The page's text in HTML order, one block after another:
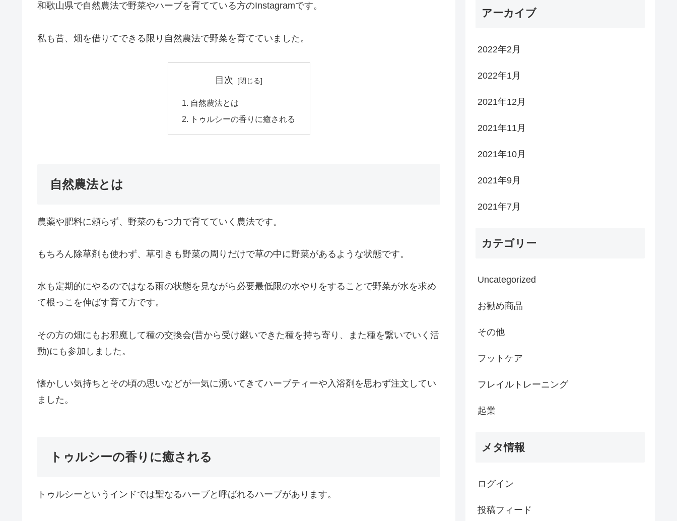
和歌山県で自然農法で野菜やハーブを育てている方のInstagramです。
私も昔、畑を借りてできる限り自然農法で野菜を育てていました。
目次
自然農法とは
トゥルシーの香りに癒される
自然農法とは
農薬や肥料に頼らず、野菜のもつ力で育てていく農法です。
もちろん除草剤も使わず、草引きも野菜の周りだけで草の中に野菜があるような状態です。
水も定期的にやるのではなる雨の状態を見ながら必要最低限の水やりをすることで野菜が水を求め
て根っこを伸ばす育て方です。
その方の畑にもお邪魔して種の交換会(昔から受け継いできた種を持ち寄り、また種を繋いでいく活
動)にも参加しました。
懐かしい気持ちとその頃の思いなどが一気に湧いてきてハーブティーや入浴剤を思わず注文してい
ました。
トゥルシーの香りに癒される
トゥルシーというインドでは聖なるハーブと呼ばれるハーブがあります。
アーカイブ
2022年2月
2022年1月
2021年12月
2021年11月
2021年10月
2021年9月
2021年7月
カテゴリー
Uncategorized
お勧め商品
その他
フットケア
フレイルトレーニング
起業
メタ情報
ログイン
投稿フィード